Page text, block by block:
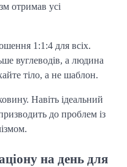
отримав усі
1:1:4 для всіх.
вуглеводів, а людина
тіло, а не шаблон.
Навіть ідеальний
до проблем із
на день для